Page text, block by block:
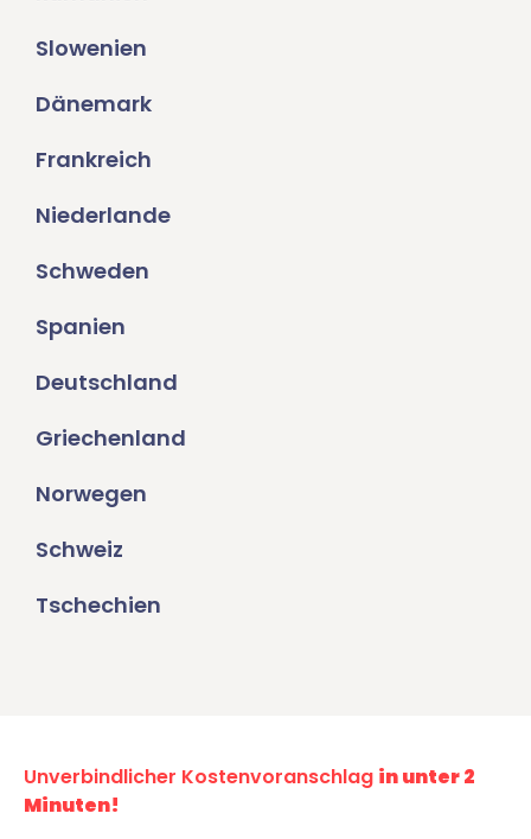
Slowenien
Dänemark
Frankreich
Niederlande
Schweden
Spanien
Deutschland
Griechenland
Norwegen
Schweiz
Tschechien
Unverbindlicher Kostenvoranschlag in unter 2
Minuten!